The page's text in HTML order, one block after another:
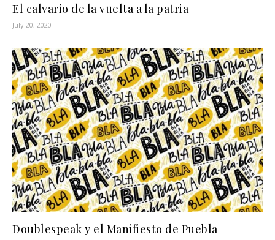
El calvario de la vuelta a la patria
July 20, 2020
Doublespeak y el Manifiesto de Puebla